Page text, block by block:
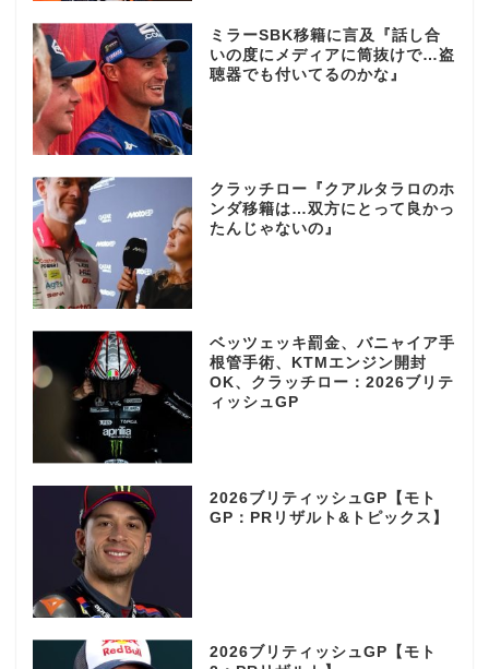
ミラーSBK移籍に言及『話し合
いの度にメディアに筒抜けで…盗
聴器でも付いてるのかな』
クラッチロー『クアルタラロのホ
ンダ移籍は…双方にとって良かっ
たんじゃないの』
ベッツェッキ罰金、バニャイア手
根管手術、KTMエンジン開封
OK、クラッチロー：2026ブリテ
ィッシュGP
2026ブリティッシュGP【モト
GP：PRリザルト&トピックス】
2026ブリティッシュGP【モト